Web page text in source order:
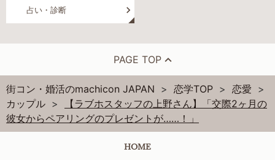
占い・診断
PAGE TOP
街コン・婚活のmachicon JAPAN 恋学TOP
恋愛
カップル
【ラブホスタッフの上野さん】「交際2ヶ月の
彼女からペアリングのプレゼントが……！」
HOME